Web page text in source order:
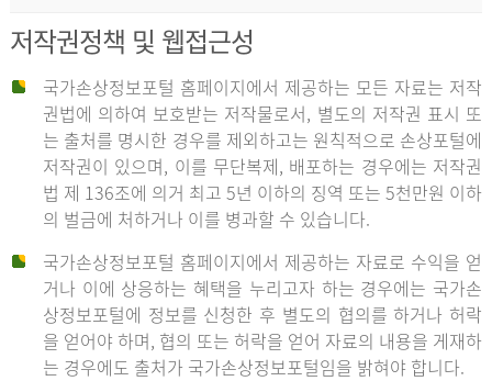
저작권정책 및 웹접근성
국가손상정보포털 홈페이지에서 제공하는 모든 자료는 저작
권법에 의하여 보호받는 저작물로서, 별도의 저작권 표시 또
는 출처를 명시한 경우를 제외하고는 원칙적으로 손상포털에
저작권이 있으며, 이를 무단복제, 배포하는 경우에는 저작권
법 제 136조에 의거 최고 5년 이하의 징역 또는 5천만원 이하
의 벌금에 처하거나 이를 병과할 수 있습니다.
국가손상정보포털 홈페이지에서 제공하는 자료로 수익을 얻
거나 이에 상응하는 혜택을 누리고자 하는 경우에는 국가손
상정보포털에 정보를 신청한 후 별도의 협의를 하거나 허락
을 얻어야 하며, 협의 또는 허락을 얻어 자료의 내용을 게재하
는 경우에도 출처가 국가손상정보포털임을 밝혀야 합니다.